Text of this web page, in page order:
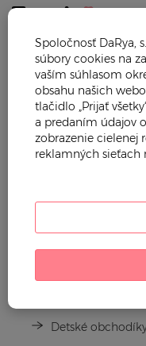
ÉCOIFFIER
Autíčka a vlaky
Detské vozidlá
Hračky pre najmenších
Detské
Detské
Spoločnosť DaRya,
súbory cookies na
vaším súhlasom
obsahu našich
tlačidlo „Prijať
a predaním údajov
zobrazenie cielenej
reklamných sieťach